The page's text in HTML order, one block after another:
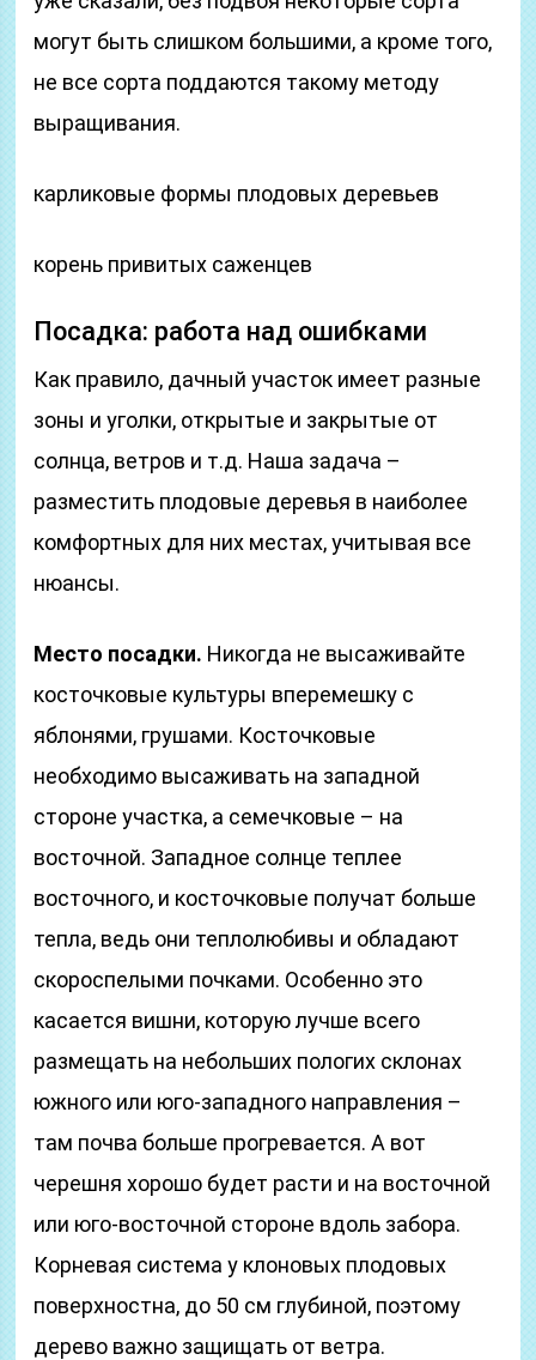
могут быть слишком большими, а кроме того,
не все сорта поддаются такому методу
выращивания.
карликовые формы плодовых деревьев
корень привитых саженцев
Посадка: работа над ошибками
Как правило, дачный участок имеет разные
зоны и уголки, открытые и закрытые от
солнца, ветров и т.д. Наша задача –
разместить плодовые деревья в наиболее
комфортных для них местах, учитывая все
нюансы.
Место посадки. Никогда не высаживайте
косточковые культуры вперемешку с
яблонями, грушами. Косточковые
необходимо высаживать на западной
стороне участка, а семечковые – на
восточной. Западное солнце теплее
восточного, и косточковые получат больше
тепла, ведь они теплолюбивы и обладают
скороспелыми почками. Особенно это
касается вишни, которую лучше всего
размещать на небольших пологих склонах
южного или юго-западного направления –
там почва больше прогревается. А вот
черешня хорошо будет расти и на восточной
или юго-восточной стороне вдоль забора.
Корневая система у клоновых плодовых
поверхностна, до 50 см глубиной, поэтому
дерево важно защищать от ветра.